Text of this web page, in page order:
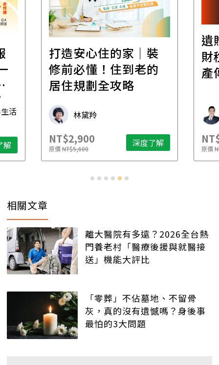
活
解
打造安心住的家｜裝
修前必懂！住到老的
居住規劃全攻略
林黛羚
NT$2,900
原價NT$5,600 深度了解
遺
財
產
原價
相關文章
離大醫院有多遠？2026全台熱
門養老村「醫療後援與就醫接
送」機能大評比
「零葬」不佔墓地、不留骨
灰，真的沒有遺憾嗎？身後事
最怕的3大問題